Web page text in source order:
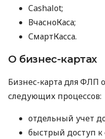
Cashalot;
ВчасноКаса;
СмартКасса.
О бизнес-картах
Бизнес-карта для ФЛП
следующих процессов:
отдельный учет
быстрый доступ к